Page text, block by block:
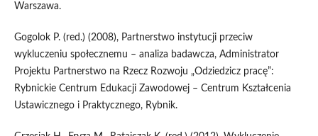
Warszawa.
Gogolok P. (red.) (2008), Partnerstwo instytucji przeciw
wykluczeniu społecznemu – analiza badawcza, Administrator
Projektu Partnerstwo na Rzecz Rozwoju „Odziedzicz pracę”:
Rybnickie Centrum Edukacji Zawodowej – Centrum Kształcenia
Ustawicznego i Praktycznego, Rybnik.